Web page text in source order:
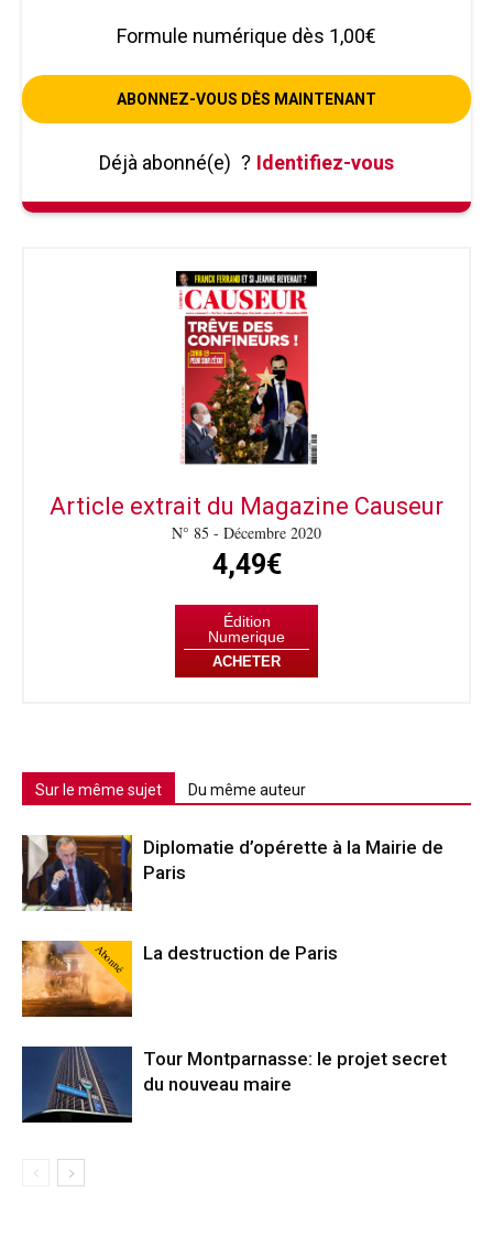
Formule numérique dès 1,00€
ABONNEZ-VOUS DÈS MAINTENANT
Déjà abonné(e) ? Identifiez-vous
Article extrait du Magazine Causeur
N° 85 - Décembre 2020
4,49€
Édition
Numerique
ACHETER
Sur le même sujet Du même auteur
Diplomatie d’opérette à la Mairie de
Paris
Abonné La destruction de Paris
Tour Montparnasse: le projet secret
du nouveau maire